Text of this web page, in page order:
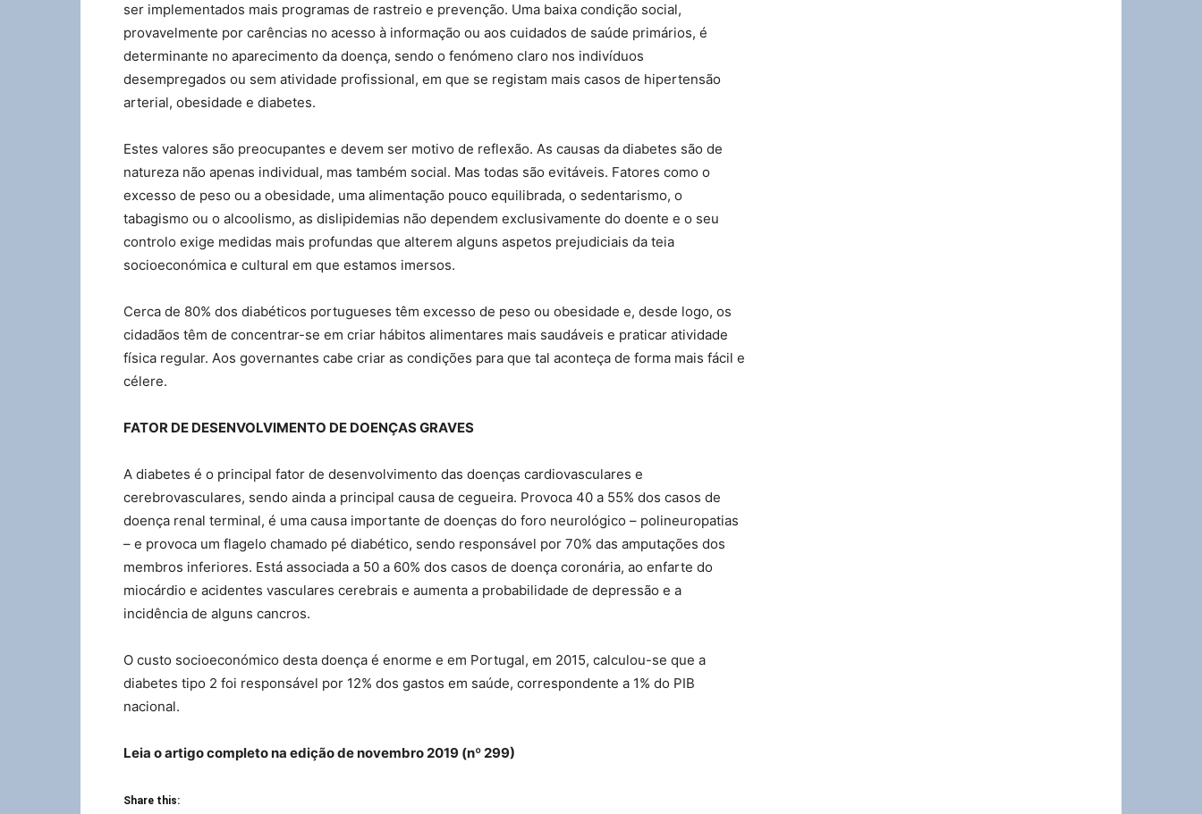
ser implementados mais programas de rastreio e prevenção. Uma baixa condição social,
provavelmente por carências no acesso à informação ou aos cuidados de saúde primários, é
determinante no aparecimento da doença, sendo o fenómeno claro nos indivíduos
desempregados ou sem atividade profissional, em que se registam mais casos de hipertensão
arterial, obesidade e diabetes.
Estes valores são preocupantes e devem ser motivo de reflexão. As causas da diabetes são de
natureza não apenas individual, mas também social. Mas todas são evitáveis. Fatores como o
excesso de peso ou a obesidade, uma alimentação pouco equilibrada, o sedentarismo, o
tabagismo ou o alcoolismo, as dislipidemias não dependem exclusivamente do doente e o seu
controlo exige medidas mais profundas que alterem alguns aspetos prejudiciais da teia
socioeconómica e cultural em que estamos imersos.
Cerca de 80% dos diabéticos portugueses têm excesso de peso ou obesidade e, desde logo, os
cidadãos têm de concentrar-se em criar hábitos alimentares mais saudáveis e praticar atividade
física regular. Aos governantes cabe criar as condições para que tal aconteça de forma mais fácil e
célere.
FATOR DE DESENVOLVIMENTO DE DOENÇAS GRAVES
A diabetes é o principal fator de desenvolvimento das doenças cardiovasculares e
cerebrovasculares, sendo ainda a principal causa de cegueira. Provoca 40 a 55% dos casos de
doença renal terminal, é uma causa importante de doenças do foro neurológico – polineuropatias
– e provoca um flagelo chamado pé diabético, sendo responsável por 70% das amputações dos
membros inferiores. Está associada a 50 a 60% dos casos de doença coronária, ao enfarte do
miocárdio e acidentes vasculares cerebrais e aumenta a probabilidade de depressão e a
incidência de alguns cancros.
O custo socioeconómico desta doença é enorme e em Portugal, em 2015, calculou-se que a
diabetes tipo 2 foi responsável por 12% dos gastos em saúde, correspondente a 1% do PIB
nacional.
Leia o artigo completo na edição de novembro 2019 (nº 299)
Share this: